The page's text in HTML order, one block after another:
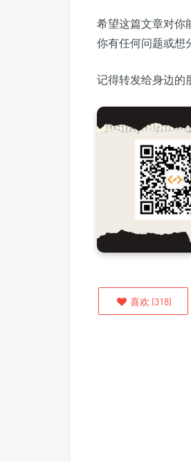
希望这篇文章对你
你有任何问题或想
记得转发给身边的
喜欢 (318)